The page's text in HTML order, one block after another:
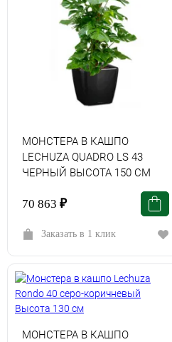
МОНСТЕРА В КАШПО
LECHUZA QUADRO LS 43
ЧЕРНЫЙ ВЫСОТА 150 СМ
70 863 ₽
Заказать в 1 клик
МОНСТЕРА В КАШПО